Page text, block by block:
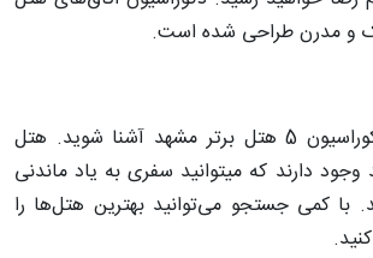
و مدرن طراحی شده است.
در این مطلب با دکوراسیون 5 هتل برتر مشهد آشنا شوید. هتل
دارند که میتوانید سفری به یاد ماندنی
با کمی جستجو می‌توانید بهترین هتل‌ها را